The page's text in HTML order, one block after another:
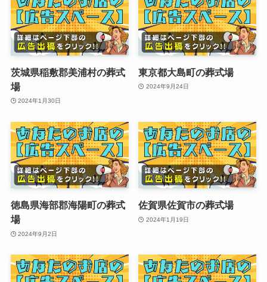
茨城県稲敷郡美浦村の葬式
場
2024年1月30日
東京都大島町の葬式場
2024年9月24日
徳島県海部郡海陽町の葬式
場
2024年9月2日
佐賀県佐賀市の葬式場
2024年1月19日